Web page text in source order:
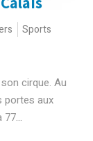
Sports
cirque. Au
portes aux